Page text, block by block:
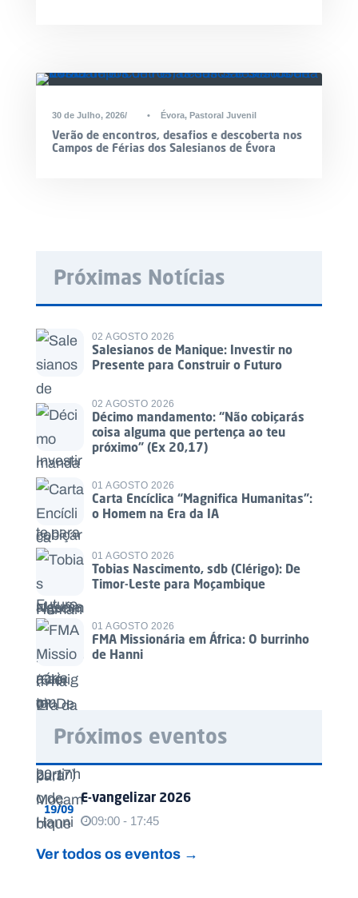
30 de Julho, 2026 • Évora, Pastoral Juvenil
Verão de encontros, desafios e descoberta nos
Campos de Férias dos Salesianos de Évora
Próximas Notícias
02 AGOSTO 2026
Salesianos de Manique: Investir no
Presente para Construir o Futuro
02 AGOSTO 2026
Décimo mandamento: “Não cobiçarás
coisa alguma que pertença ao teu
próximo” (Ex 20,17)
01 AGOSTO 2026
Carta Encíclica “Magnifica Humanitas”:
o Homem na Era da IA
01 AGOSTO 2026
Tobias Nascimento, sdb (Clérigo): De
Timor-Leste para Moçambique
01 AGOSTO 2026
FMA Missionária em África: O burrinho
de Hanni
Próximos eventos
19/09
E-vangelizar 2026
09:00 - 17:45
Ver todos os eventos →